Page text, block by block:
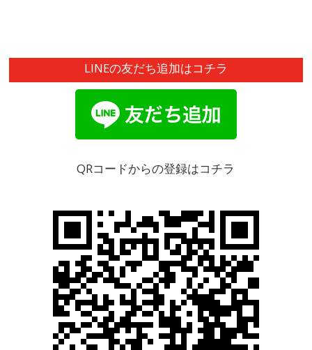
LINEの友だち追加はコチラ
QRコードからの登録はコチラ